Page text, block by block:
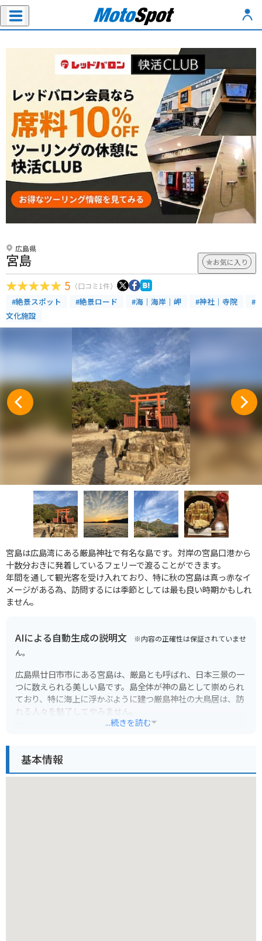
広島県
宮島 お気に入り
5 （口コミ1件）
#絶景スポット #絶景ロード #海｜海岸｜岬 #神社｜寺院
#
文化施設
宮島は広島湾にある厳島神社で有名な島です。対岸の宮島口港から
十数分おきに発着しているフェリーで渡ることができます。
年間を通して観光客を受け入れており、特に秋の宮島は真っ赤なイ
メージがある為、訪問するには季節としては最も良い時期かもしれ
ません。
AIによる自動生成の説明文 ※内容の正確性は保証されていませ
ん。
広島県廿日市市にある宮島は、厳島とも呼ばれ、日本三景の一
つに数えられる美しい島です。島全体が神の島として崇められ
ており、特に海上に浮かぶように建つ厳島神社の大鳥居は、訪
れる人々を魅了してやみません。
登山道もあり、山頂からは瀬戸内海の絶景を一望できます。島
内には飲食店やお土産屋さんも充実しており、広島名物の牡蠣
...続きを読む
基本情報